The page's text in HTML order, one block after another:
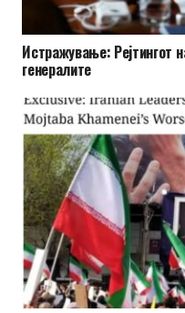
Истражување: Рејтингот
генералите